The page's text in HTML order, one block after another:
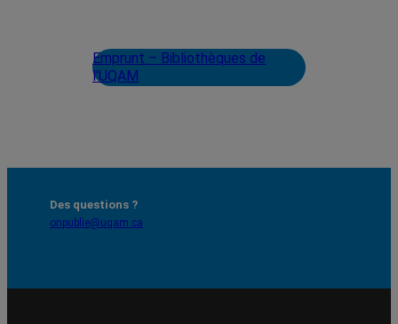
Emprunt – Bibliothèques de
l'UQAM
Des questions ?
onpublie@uqam.ca